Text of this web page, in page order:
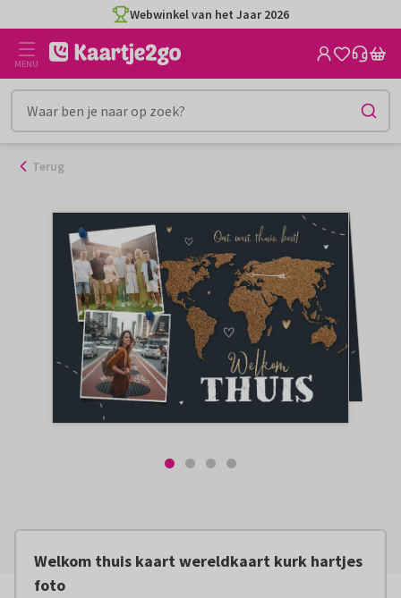
naar
inhoud
Webwinkel van het Jaar 2026
MENU
Terug
Welkom thuis kaart wereldkaart kurk hartjes
foto